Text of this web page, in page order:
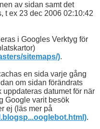
av sidan samt det
t ex 23 dec 2006 02:10:42
i Googles Verktyg för
sitemaps/).
en sida varje gång
om sidan förändrats
datumet för när
Google varit besök
ej (läs mer på
.